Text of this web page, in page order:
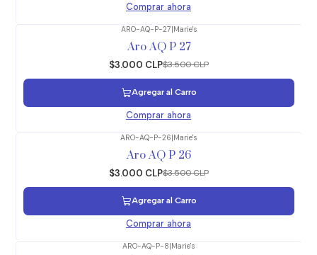
Comprar ahora
ARO-AQ-P-27|Marie's
Aro AQ P 27
$3.000 CLP$3.500 CLP
Agregar al Carro
Comprar ahora
ARO-AQ-P-26|Marie's
Aro AQ P 26
$3.000 CLP$3.500 CLP
Agregar al Carro
Comprar ahora
ARO-AQ-P-8|Marie's